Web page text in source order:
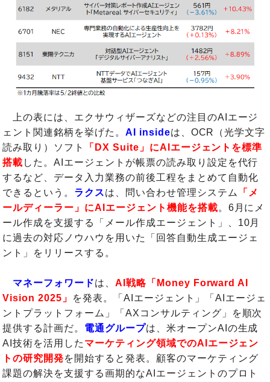
上の表には、エクサウィザーズなどの注目のAIエージ
ェント関連銘柄を挙げた。 AI insideは、OCR（光学文字
読み取り）ソフト
「DX Suite」にAIエージェントを標準
搭載 した。AIエージェントが帳票の読み取り設定を代行
するなど、データ入力業務の前後工程をまとめて自動化
できるという。 ラクスは、問い合わせ管理システム
「メ
ールディーラー」にAIエージェント機能を搭載。6月にメ
ール作成を支援する「メール作成エージェント」、10月
に過去の対応ノウハウを用いた「回答自動生成エージェ
ント」をリリースする。
マネーフォワードは、AI戦略「Money Forward AI
Vision 2025」
を発表。「AIエージェント」「AIエージェ
ントプラットフォーム」「AXコンサルティング」を順次
提供する計画だ。 電通グループは、米オープンAIの生成
AI技術を活用した マーケティング領域でのAIエージェン
トの研究開発を開始すると発表。顧客のマーケティング
課題の解決を支援する画期的なAIエージェントのプロト